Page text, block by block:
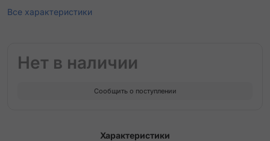
Все характеристики
Нет в наличии
Сообщить о поступлении
Характеристики